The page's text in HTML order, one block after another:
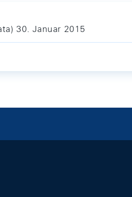
30. Januar 2015